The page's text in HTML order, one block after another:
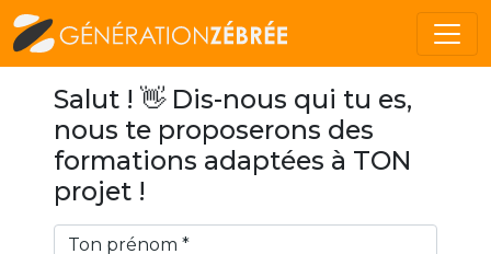
Salut ! 👋 Dis-nous qui tu es,
nous te proposerons des
formations adaptées à TON
projet !